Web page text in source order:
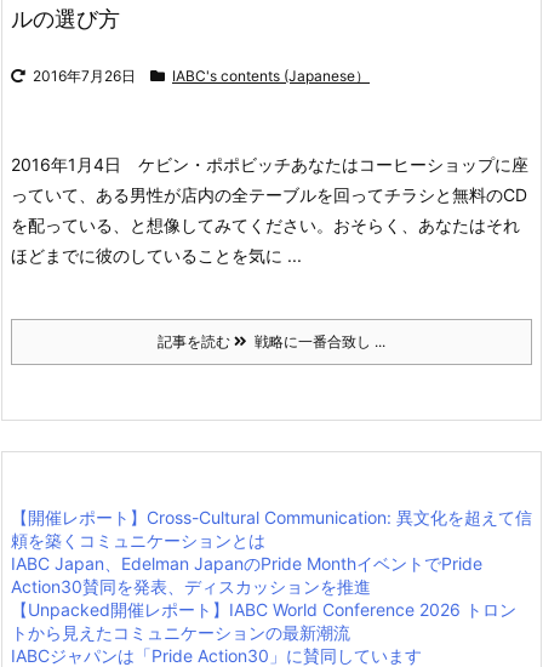
ルの選び方
2016年7月26日 IABC's contents (Japanese）
2016年1月4日 ケビン・ポポビッチあなたはコーヒーショップに座
っていて、ある男性が店内の全テーブルを回ってチラシと無料のCD
を配っている、と想像してみてください。おそらく、あなたはそれ
ほどまでに彼のしていることを気に ...
記事を読む 戦略に一番合致し ...
【開催レポート】Cross-Cultural Communication: 異文化を超えて信
頼を築くコミュニケーションとは
IABC Japan、Edelman JapanのPride MonthイベントでPride
Action30賛同を発表、ディスカッションを推進
【Unpacked開催レポート】IABC World Conference 2026 トロン
トから見えたコミュニケーションの最新潮流
IABCジャパンは「Pride Action30」に賛同しています